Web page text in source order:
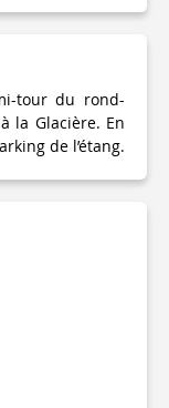
tour du rond-
la Glacière. En
de l’étang.